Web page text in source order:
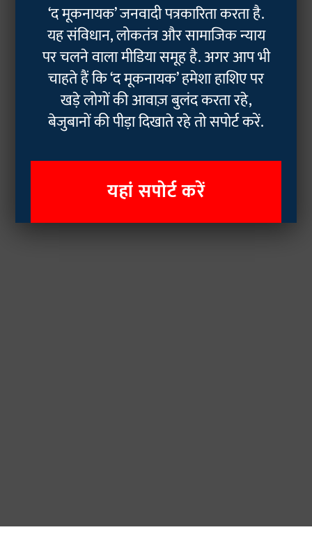
‘द मूकनायक’ जनवादी पत्रकारिता करता है.
यह संविधान, लोकतंत्र और सामाजिक न्याय
पर चलने वाला मीडिया समूह है. अगर आप भी
चाहते हैं कि ‘द मूकनायक’ हमेशा हाशिए पर
खड़े लोगों की आवाज़ बुलंद करता रहे,
बेजुबानों की पीड़ा दिखाते रहे तो सपोर्ट करें.
यहां सपोर्ट करें